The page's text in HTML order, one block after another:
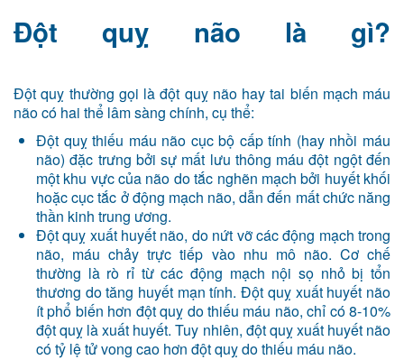
Đột quỵ não là gì?
Đột quỵ thường gọi là đột quỵ não hay tai biến mạch máu
não có hai thể lâm sàng chính, cụ thể:
Đột quỵ thiếu máu não cục bộ cấp tính (hay nhồi máu
não) đặc trưng bởi sự mất lưu thông máu đột ngột đến
một khu vực của não do tắc nghẽn mạch bởi huyết khối
hoặc cục tắc ở động mạch não, dẫn đến mất chức năng
thần kinh trung ương.
Đột quỵ xuất huyết não, do nứt vỡ các động mạch trong
não, máu chảy trực tiếp vào nhu mô não. Cơ chế
thường là rò rỉ từ các động mạch nội sọ nhỏ bị tổn
thương do tăng huyết mạn tính. Đột quỵ xuất huyết não
ít phổ biến hơn đột quỵ do thiếu máu não, chỉ có 8-10%
đột quỵ là xuất huyết. Tuy nhiên, đột quỵ xuất huyết não
có tỷ lệ tử vong cao hơn đột quỵ do thiếu máu não.